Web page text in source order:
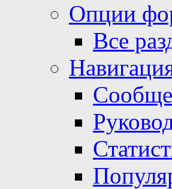
Опции
Все